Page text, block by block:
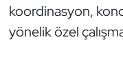
koordinasyon,
yönelik özel
Yüzme